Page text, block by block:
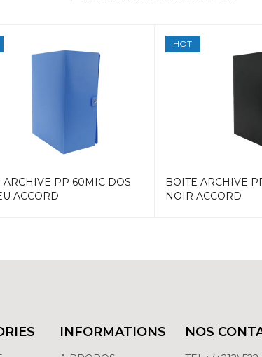
ARCHIVE PP 60MIC DOS
ACCORD
HOT
BOITE ARCHIVE
NOIR ACCORD
INFORMATIONS NOS